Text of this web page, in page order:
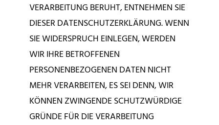
VERARBEITUNG BERUHT, ENTNEHMEN SIE
DIESER DATENSCHUTZERKLÄRUNG. WENN
SIE WIDERSPRUCH EINLEGEN, WERDEN
WIR IHRE BETROFFENEN
PERSONENBEZOGENEN DATEN NICHT
MEHR VERARBEITEN, ES SEI DENN, WIR
KÖNNEN ZWINGENDE SCHUTZWÜRDIGE
GRÜNDE FÜR DIE VERARBEITUNG